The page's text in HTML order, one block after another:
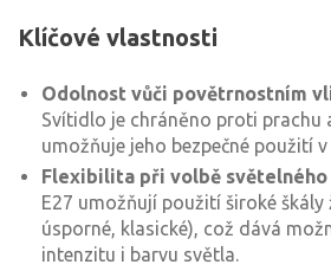
Klíčové vlastnosti
Odolnost vůči povětrnostním
Svítidlo je chráněno proti prachu
umožňuje jeho bezpečné použití
Flexibilita při volbě
E27 umožňují použití široké škály
úsporné, klasické), což dává
intenzitu i barvu světla.